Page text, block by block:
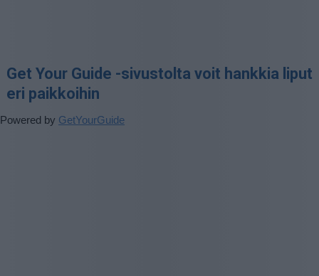
Get Your Guide -sivustolta voit hankkia liput
eri paikkoihin
Powered by GetYourGuide